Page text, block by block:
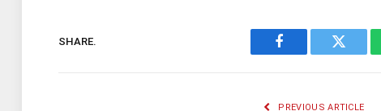
SHARE.
Facebook Twitter
PREVIOUS ARTICLE